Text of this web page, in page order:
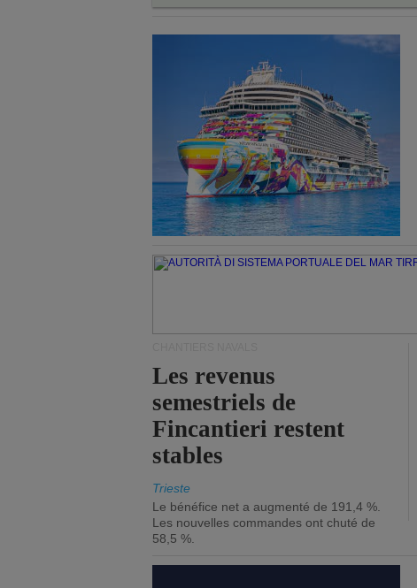
Les revenus
semestriels de
Fincantieri restent
stables
Trieste
Le bénéfice net a augmenté de 191,4 %.
Les nouvelles commandes ont chuté de
58,5 %.